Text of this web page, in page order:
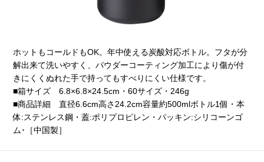
ホットもコールドもOK。年中使える炭酸対応ボトル。フタが分
解出来て洗いやすく、パウダーコーティング加工により傷が付
きにくくぬれた手で持ってもすべりにくい仕様です。
■箱サイズ 6.8×6.8×24.5cm・60サイズ・246g
■商品詳細 直径6.6cm高さ24.2cm容量約500mlボトル1個・本
体:ステンレス鋼・蓋:ポリプロピレン・パッキン:シリコーンゴ
ム･［中国製］